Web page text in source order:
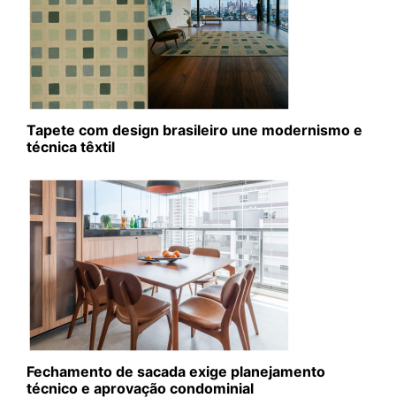
Tapete com design brasileiro une modernismo e
técnica têxtil
Fechamento de sacada exige planejamento
técnico e aprovação condominial